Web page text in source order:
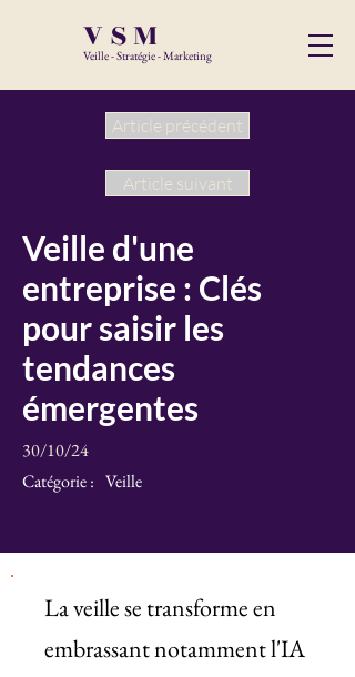
VSM
Veille - Stratégie - Marketing
Article précédent
Article suivant
Veille d'une
entreprise : Clés
pour saisir les
tendances
émergentes
30/10/24
Catégorie : Veille
La veille se transforme en
embrassant notamment l'IA